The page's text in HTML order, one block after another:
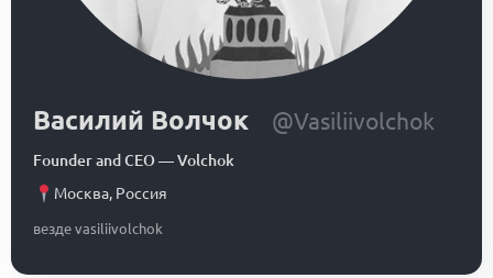
Василий Волчок @Vasiliivolchok
Founder and CEO —Volchok
Москва, Россия
везде vasiliivolchok